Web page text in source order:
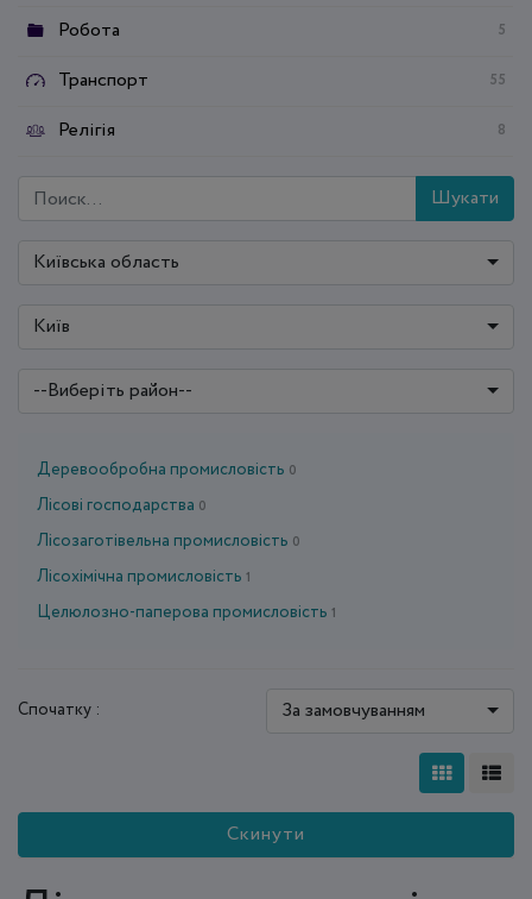
Робота 5
Транспорт 55
Релігія 8
Шукати
Київська область
Київ
--Виберіть район--
Деревообробна промисловість 0
Лісові господарства 0
Лісозаготівельна промисловість 0
Лісохімічна промисловість 1
Целюлозно-паперова промисловість 1
Спочатку : За замовчуванням
Скинути